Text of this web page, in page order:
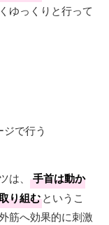
ゆっくりと行って
で行う
、
手首は動か
り組むというこ
筋へ効果的に刺激